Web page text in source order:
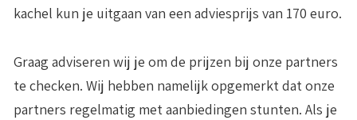
kachel kun je uitgaan van een adviesprijs van 170 euro.
Graag adviseren wij je om de prijzen bij onze partners
te checken. Wij hebben namelijk opgemerkt dat onze
partners regelmatig met aanbiedingen stunten. Als je